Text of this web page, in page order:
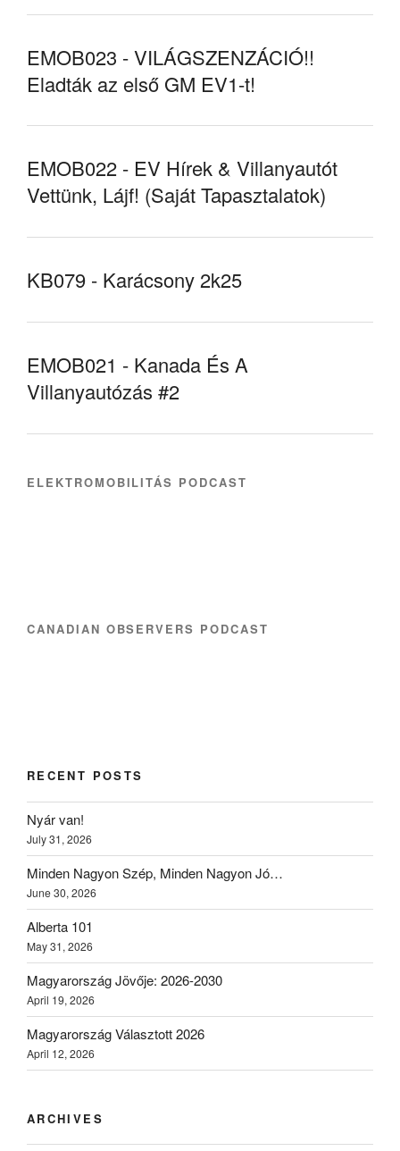
EMOB023 - VILÁGSZENZÁCIÓ!!
Eladták az első GM EV1-t!
EMOB022 - EV Hírek & Villanyautót
Vettünk, Lájf! (Saját Tapasztalatok)
KB079 - Karácsony 2k25
EMOB021 - Kanada És A
Villanyautózás #2
ELEKTROMOBILITÁS PODCAST
CANADIAN OBSERVERS PODCAST
RECENT POSTS
Nyár van!
July 31, 2026
Minden Nagyon Szép, Minden Nagyon Jó…
June 30, 2026
Alberta 101
May 31, 2026
Magyarország Jövője: 2026-2030
April 19, 2026
Magyarország Választott 2026
April 12, 2026
ARCHIVES